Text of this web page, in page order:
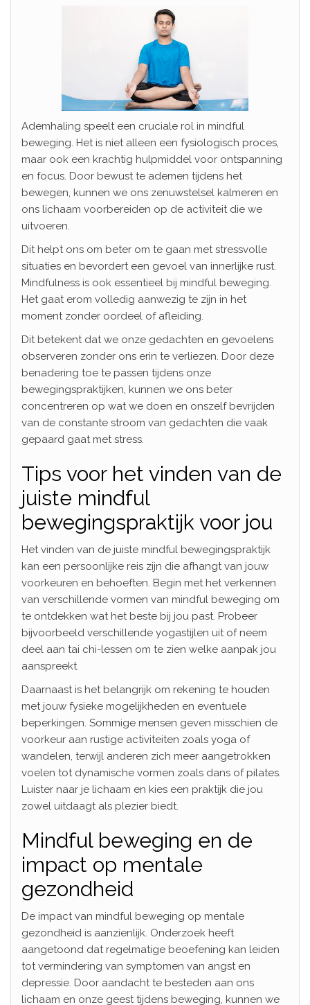
Ademhaling speelt een cruciale rol in mindful
beweging. Het is niet alleen een fysiologisch proces,
maar ook een krachtig hulpmiddel voor ontspanning
en focus. Door bewust te ademen tijdens het
bewegen, kunnen we ons zenuwstelsel kalmeren en
ons lichaam voorbereiden op de activiteit die we
uitvoeren.
Dit helpt ons om beter om te gaan met stressvolle
situaties en bevordert een gevoel van innerlijke rust.
Mindfulness is ook essentieel bij mindful beweging.
Het gaat erom volledig aanwezig te zijn in het
moment zonder oordeel of afleiding.
Dit betekent dat we onze gedachten en gevoelens
observeren zonder ons erin te verliezen. Door deze
benadering toe te passen tijdens onze
bewegingspraktijken, kunnen we ons beter
concentreren op wat we doen en onszelf bevrijden
van de constante stroom van gedachten die vaak
gepaard gaat met stress.
Tips voor het vinden van de
juiste mindful
bewegingspraktijk voor jou
Het vinden van de juiste mindful bewegingspraktijk
kan een persoonlijke reis zijn die afhangt van jouw
voorkeuren en behoeften. Begin met het verkennen
van verschillende vormen van mindful beweging om
te ontdekken wat het beste bij jou past. Probeer
bijvoorbeeld verschillende yogastijlen uit of neem
deel aan tai chi-lessen om te zien welke aanpak jou
aanspreekt.
Daarnaast is het belangrijk om rekening te houden
met jouw fysieke mogelijkheden en eventuele
beperkingen. Sommige mensen geven misschien de
voorkeur aan rustige activiteiten zoals yoga of
wandelen, terwijl anderen zich meer aangetrokken
voelen tot dynamische vormen zoals dans of pilates.
Luister naar je lichaam en kies een praktijk die jou
zowel uitdaagt als plezier biedt.
Mindful beweging en de
impact op mentale
gezondheid
De impact van mindful beweging op mentale
gezondheid is aanzienlijk. Onderzoek heeft
aangetoond dat regelmatige beoefening kan leiden
tot vermindering van symptomen van angst en
depressie. Door aandacht te besteden aan ons
lichaam en onze geest tijdens beweging, kunnen we